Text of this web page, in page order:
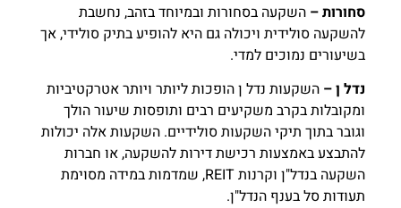
סחורות – השקעה בסחורות ובמיוחד בזהב, נחשבת
להשקעה סולידית ויכולה גם היא להופיע בתיק סולידי, אך
בשיעורים נמוכים למדי.
נדל ן – השקעות נדל ן הופכות ליותר ויותר אטרקטיביות
ומקובלות בקרב משקיעים רבים ותופסות שיעור הולך
וגובר בתוך תיקי השקעות סולידיים. השקעות אלה יכולות
להתבצע באמצעות רכישת דירות להשקעה, או חברות
השקעה בנדל"ן וקרנות REIT, שמדמות במידה מסוימת
תעודות סל בענף הנדל"ן.